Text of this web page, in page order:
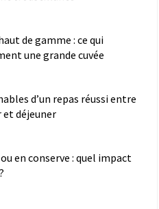
de gamme : ce qui
une grande cuvée
d’un repas réussi entre
déjeuner
en conserve : quel impact